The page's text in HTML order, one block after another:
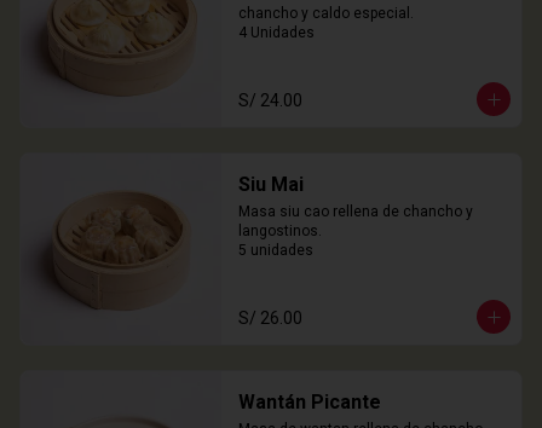
chancho y caldo especial.
4 Unidades
S/ 24.00
Siu Mai
Masa siu cao rellena de chancho y
langostinos.
5 unidades
S/ 26.00
Wantán Picante